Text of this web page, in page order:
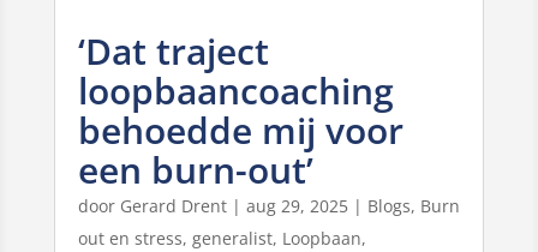
‘Dat traject
loopbaancoaching
behoedde mij voor
een burn-out’
door Gerard Drent| aug 29, 2025| Blogs, Burn
out en stress, generalist, Loopbaan,